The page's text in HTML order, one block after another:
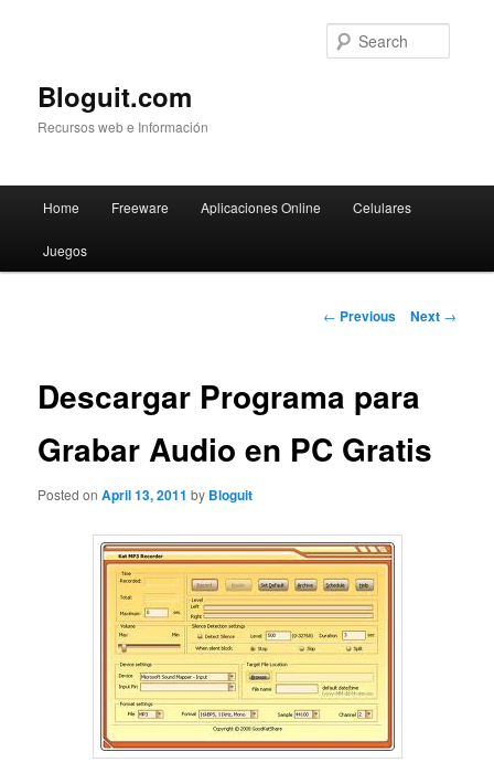
Bloguit.com
Recursos web e Información
Skip
to
Home Freeware Aplicaciones Online Celulares
Juegos
Post
← Previous Next →
Descargar Programa para
Grabar Audio en PC Gratis
Posted onApril 13, 2011 by Bloguit